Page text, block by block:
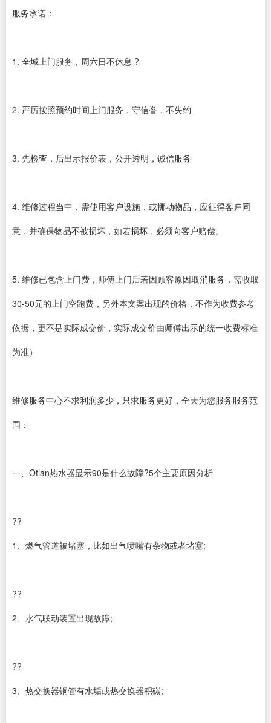
服务承诺：
1. 全城上门服务，周六日不休息 ?
2. 严厉按照预约时间上门服务，守信誉，不失约
3. 先检查，后出示报价表，公开透明，诚信服务
4. 维修过程当中，需使用客户设施，或挪动物品，应征得客户同
意，并确保物品不被损坏，如若损坏，必须向客户赔偿。
5. 维修已包含上门费，师傅上门后若因顾客原因取消服务，需收取
30-50元的上门空跑费，另外本文案出现的价格，不作为收费参考
依据，更不是实际成交价，实际成交价由师傅出示的统一收费标准
为准）
维修服务中心不求利润多少，只求服务更好，全天为您服务服务范
围：
一、Otlan热水器显示90是什么故障?5个主要原因分析
??
1、燃气管道被堵塞，比如出气喷嘴有杂物或者堵塞;
??
2、水气联动装置出现故障;
??
3、热交换器铜管有水垢或热交换器积碳;